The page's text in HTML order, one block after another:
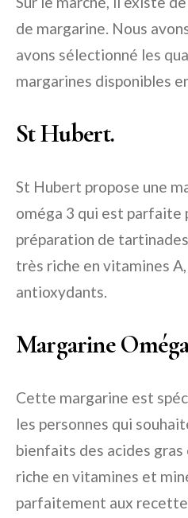
de margarine. Nous
avons sélectionné les
margarines disponibles
St Hubert.
St Hubert propose une
oméga 3 qui est parfaite
préparation de
très riche en vitamines
antioxydants.
Margarine Oméga
Cette margarine est
les personnes qui
bienfaits des acides
riche en vitamines et
parfaitement aux